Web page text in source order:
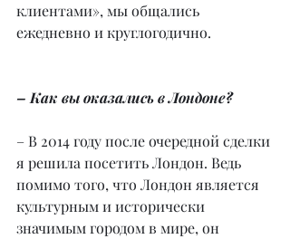
клиентами», мы общались
ежедневно и круглогодично.
– Как вы оказались в Лондоне?
– В 2014 году после очередной сделки
я решила посетить Лондон. Ведь
помимо того, что Лондон является
культурным и исторически
значимым городом в мире, он